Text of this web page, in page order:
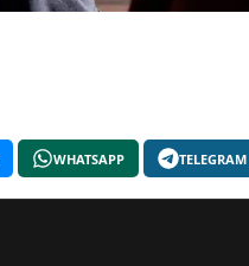
WHATSAPP TELEGRAM